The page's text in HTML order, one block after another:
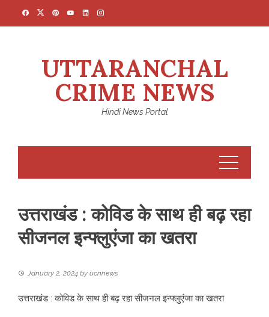
UTTARANCHAL
CRIME NEWS
Hindi News Portal
उत्तराखंड : कोविड के साथ ही बढ़ रहा
सीजनल इन्फ्लुएंजा का खतरा
January 2, 2024 by ucnnews
उत्तराखंड : कोविड के साथ ही बढ़ रहा सीजनल इन्फ्लुएंजा का खतरा